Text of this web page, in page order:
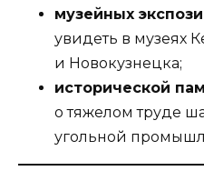
музейных
увидеть в музеях
и Новокузнецка;
исторической
о тяжелом труде
угольной